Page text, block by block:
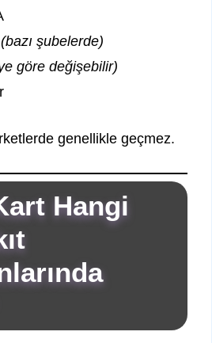
(bazı şubelerde)
göre değişebilir)
genellikle geçmez.
Hangi